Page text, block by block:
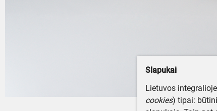
Slapukai
Lietuvos
cookies) tipai: